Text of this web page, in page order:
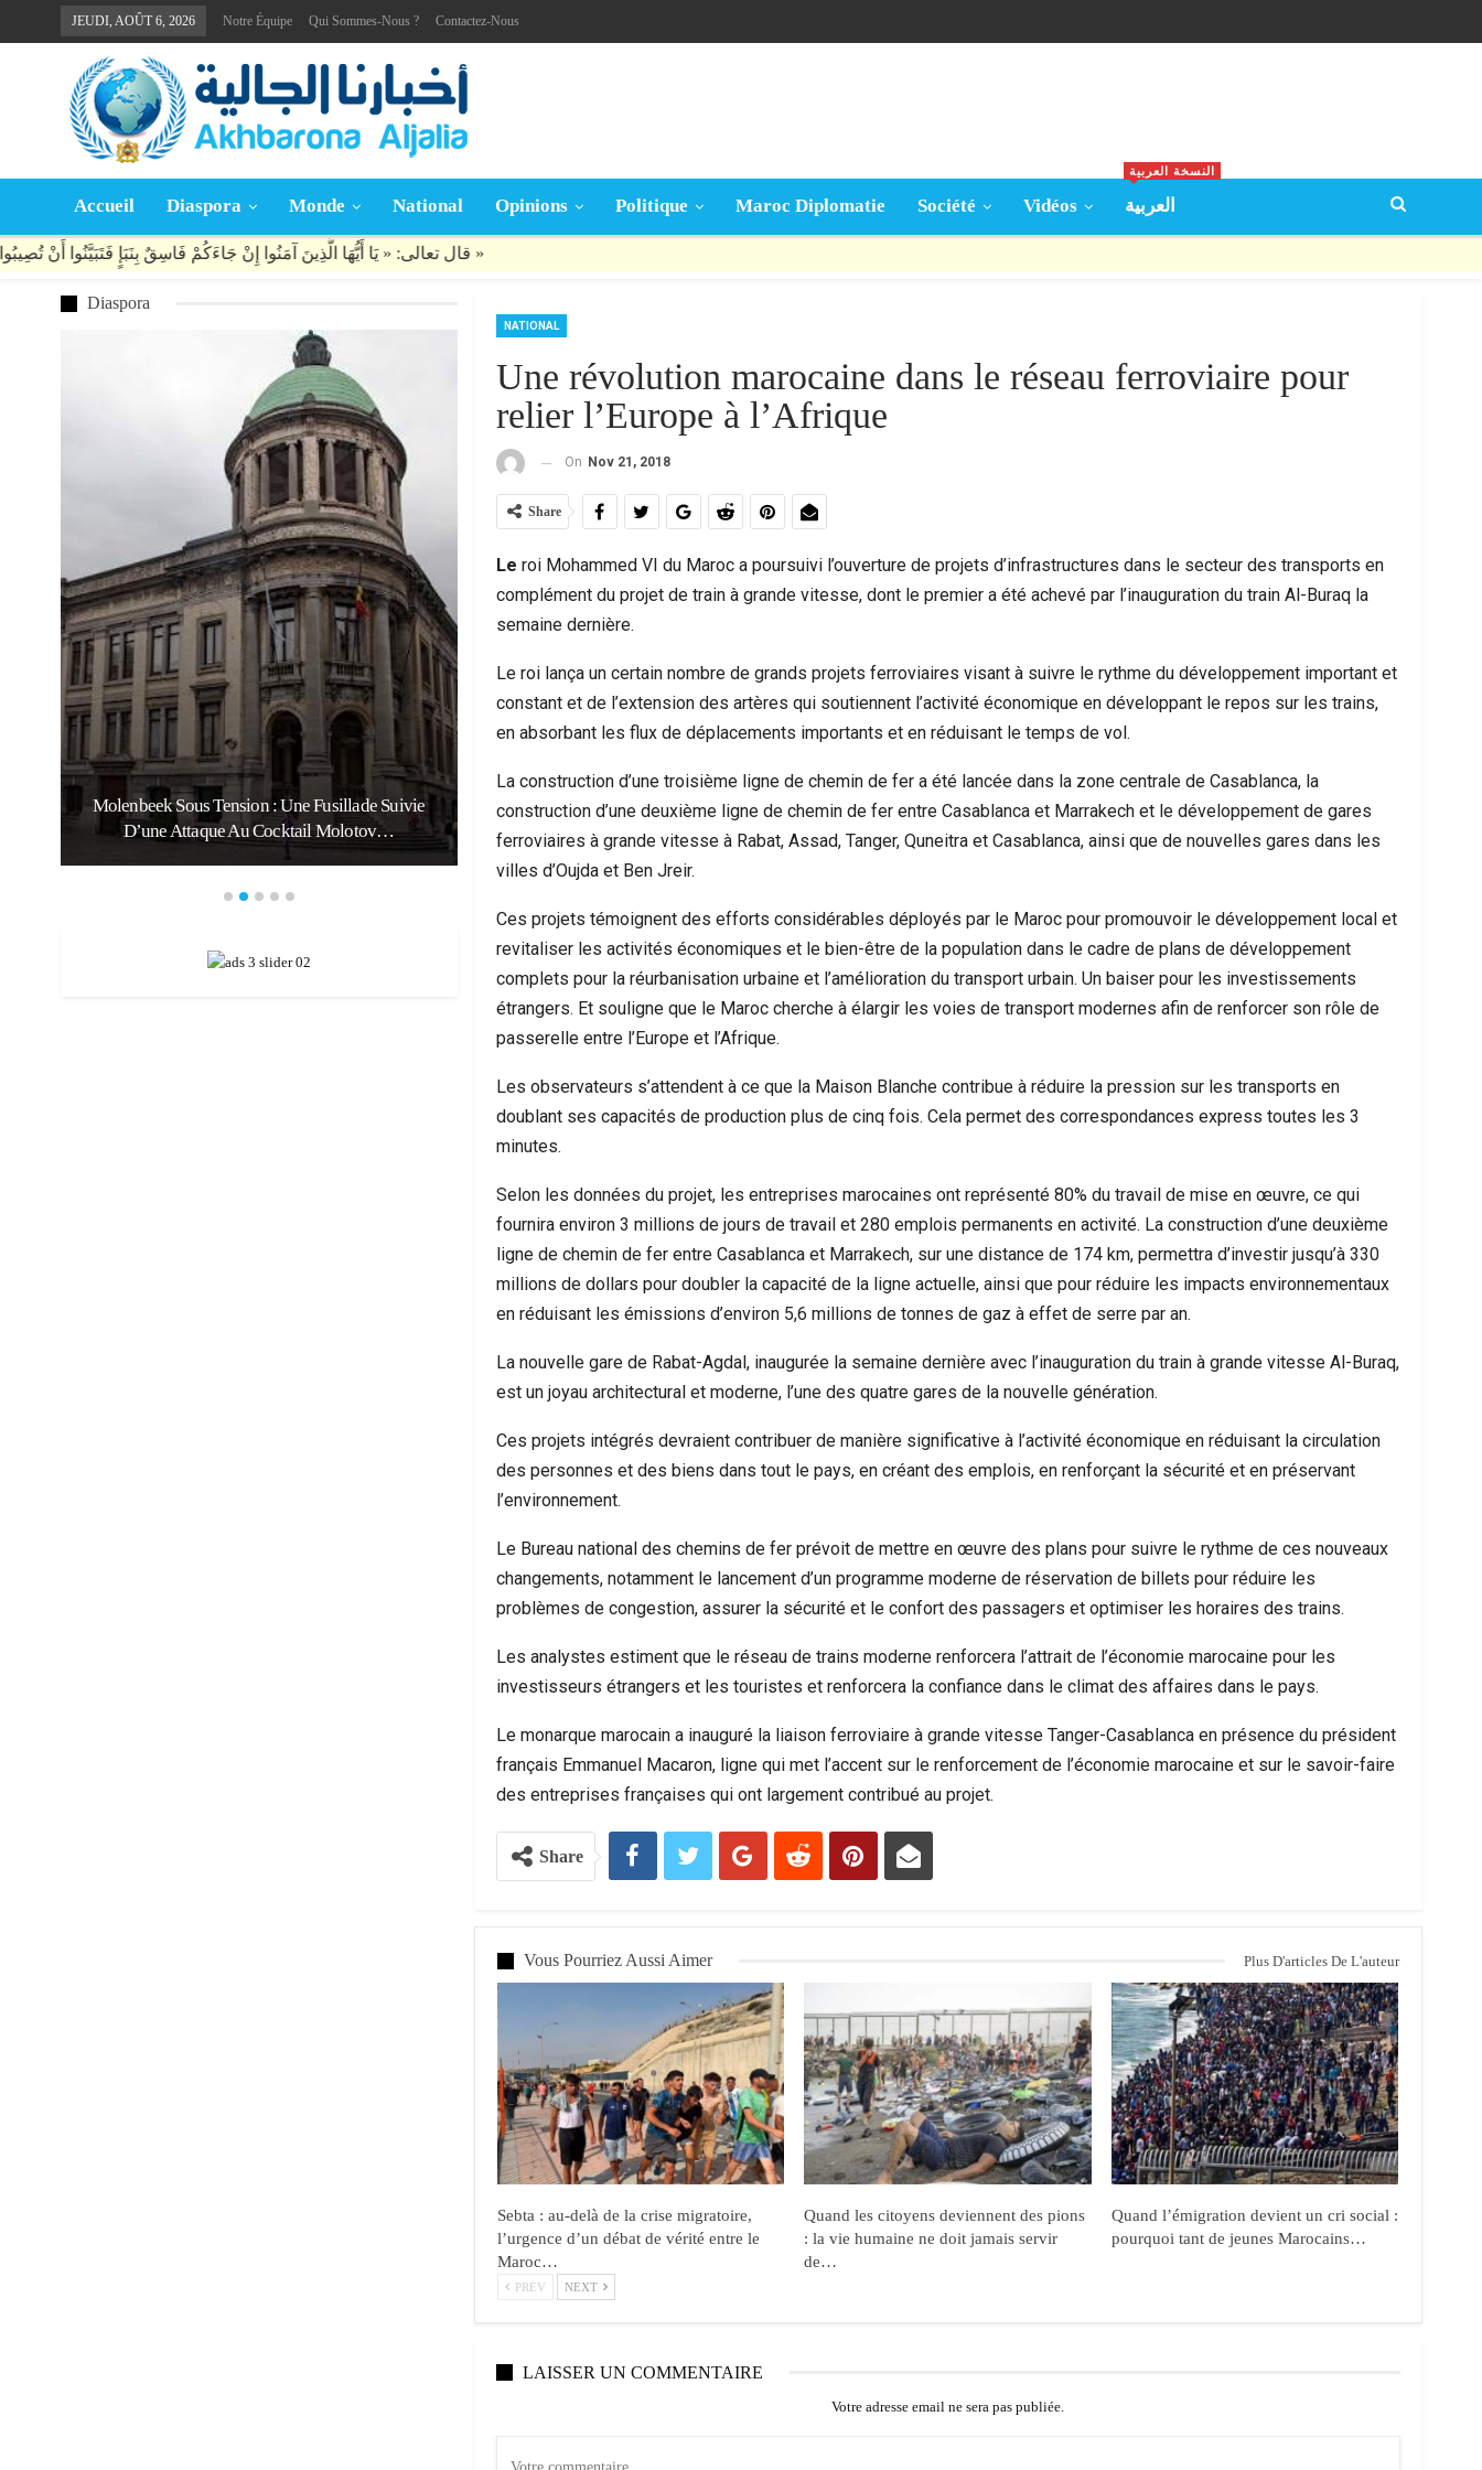
JEUDI, AOÛT 6, 2026 Notre Équipe Qui Sommes-Nous ? Contactez-Nous
Accueil Diaspora Monde National Opinions Politique Maroc Diplomatie Société Vidéos العربية
النسخة العربية
NATIONAL
Une révolution marocaine dans le réseau ferroviaire pour
relier l’Europe à l’Afrique
On Nov 21, 2018
Share
Le roi Mohammed VI du Maroc a poursuivi l’ouverture de projets d’infrastructures dans le secteur des transports en
complément du projet de train à grande vitesse, dont le premier a été achevé par l’inauguration du train Al-Buraq la
semaine dernière.
Le roi lança un certain nombre de grands projets ferroviaires visant à suivre le rythme du développement important et
constant et de l’extension des artères qui soutiennent l’activité économique en développant le repos sur les trains,
en absorbant les flux de déplacements importants et en réduisant le temps de vol.
La construction d’une troisième ligne de chemin de fer a été lancée dans la zone centrale de Casablanca, la
construction d’une deuxième ligne de chemin de fer entre Casablanca et Marrakech et le développement de gares
ferroviaires à grande vitesse à Rabat, Assad, Tanger, Quneitra et Casablanca, ainsi que de nouvelles gares dans les
villes d’Oujda et Ben Jreir.
Ces projets témoignent des efforts considérables déployés par le Maroc pour promouvoir le développement local et
revitaliser les activités économiques et le bien-être de la population dans le cadre de plans de développement
complets pour la réurbanisation urbaine et l’amélioration du transport urbain. Un baiser pour les investissements
étrangers. Et souligne que le Maroc cherche à élargir les voies de transport modernes afin de renforcer son rôle de
passerelle entre l’Europe et l’Afrique.
Les observateurs s’attendent à ce que la Maison Blanche contribue à réduire la pression sur les transports en
doublant ses capacités de production plus de cinq fois. Cela permet des correspondances express toutes les 3
minutes.
Selon les données du projet, les entreprises marocaines ont représenté 80% du travail de mise en œuvre, ce qui
fournira environ 3 millions de jours de travail et 280 emplois permanents en activité. La construction d’une deuxième
ligne de chemin de fer entre Casablanca et Marrakech, sur une distance de 174 km, permettra d’investir jusqu’à 330
millions de dollars pour doubler la capacité de la ligne actuelle, ainsi que pour réduire les impacts environnementaux
en réduisant les émissions d’environ 5,6 millions de tonnes de gaz à effet de serre par an.
La nouvelle gare de Rabat-Agdal, inaugurée la semaine dernière avec l’inauguration du train à grande vitesse Al-Buraq,
est un joyau architectural et moderne, l’une des quatre gares de la nouvelle génération.
Ces projets intégrés devraient contribuer de manière significative à l’activité économique en réduisant la circulation
des personnes et des biens dans tout le pays, en créant des emplois, en renforçant la sécurité et en préservant
l’environnement.
Le Bureau national des chemins de fer prévoit de mettre en œuvre des plans pour suivre le rythme de ces nouveaux
changements, notamment le lancement d’un programme moderne de réservation de billets pour réduire les
problèmes de congestion, assurer la sécurité et le confort des passagers et optimiser les horaires des trains.
Les analystes estiment que le réseau de trains moderne renforcera l’attrait de l’économie marocaine pour les
investisseurs étrangers et les touristes et renforcera la confiance dans le climat des affaires dans le pays.
Le monarque marocain a inauguré la liaison ferroviaire à grande vitesse Tanger-Casablanca en présence du président
français Emmanuel Macaron, ligne qui met l’accent sur le renforcement de l’économie marocaine et sur le savoir-faire
des entreprises françaises qui ont largement contribué au projet.
Share
Vous Pourriez Aussi Aimer Plus D'articles De L'auteur
Sebta : au-delà de la crise migratoire,
l’urgence d’un débat de vérité entre le
Maroc…
Quand les citoyens deviennent des pions
: la vie humaine ne doit jamais servir
de…
Quand l’émigration devient un cri social :
pourquoi tant de jeunes Marocains…
PREV NEXT
LAISSER UN COMMENTAIRE
Votre adresse email ne sera pas publiée.
Diaspora
Molenbeek Sous Tension : Une Fusillade Suivie
D’une Attaque Au Cocktail Molotov…
Marocains Du Monde : Le Maroc Investit-Il
Suffisamment Dans Les Enfants De Sa…
Drame À Nador : Les Circonstances D’un
Accident De Quad Qui Bouleverse La…
Mort D’un